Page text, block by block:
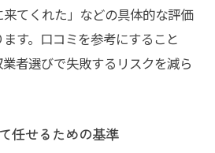
不用品回収サービスの選び方
者を口コミから見極める方法
用品回収サービスの選択基準
てくれた」などの具体的な評価
す。口コミを参考にすること
者選びで失敗するリスクを減ら
任せるための基準